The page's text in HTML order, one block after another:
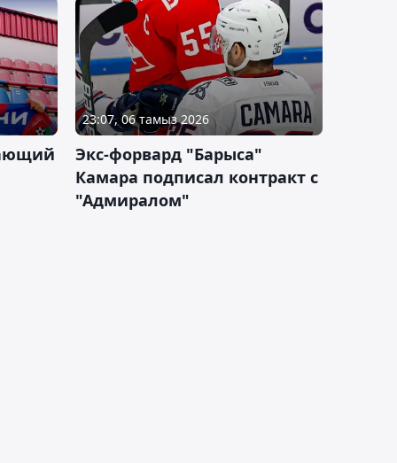
23:07, 06 тамыз 2026
Экс-форвард "Барыса"
Камара подписал контракт с
"Адмиралом"